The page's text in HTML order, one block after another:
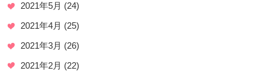
2021年5月 (24)
2021年4月 (25)
2021年3月 (26)
2021年2月 (22)